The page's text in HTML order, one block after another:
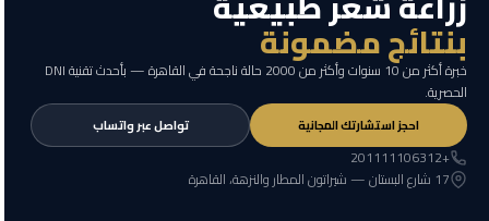
بنتائج مضمونة
خبرة أكثر من 10 سنوات وأكثر من 2000 حالة ناجحة في القاهرة — بأحدث تقنية DNI
الحصرية.
احجز استشارتك المجانية تواصل عبر واتساب
+201111106312
17 شارع البستان — شيراتون المطار والنزهة، القاهرة